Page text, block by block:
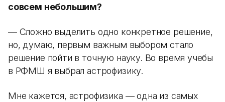
совсем небольшим?
— Сложно выделить одно конкретное решение,
но, думаю, первым важным выбором стало
решение пойти в точную науку. Во время учебы
в РФМШ я выбрал астрофизику.
Мне кажется, астрофизика — одна из самых